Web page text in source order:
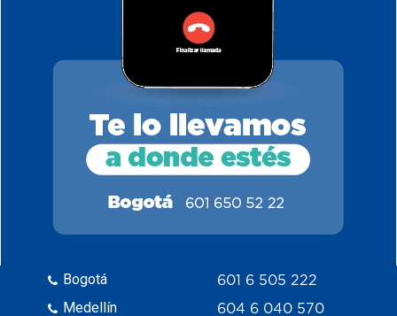
Bogotá
Medellín
601 6 505 222
604 6 040 570